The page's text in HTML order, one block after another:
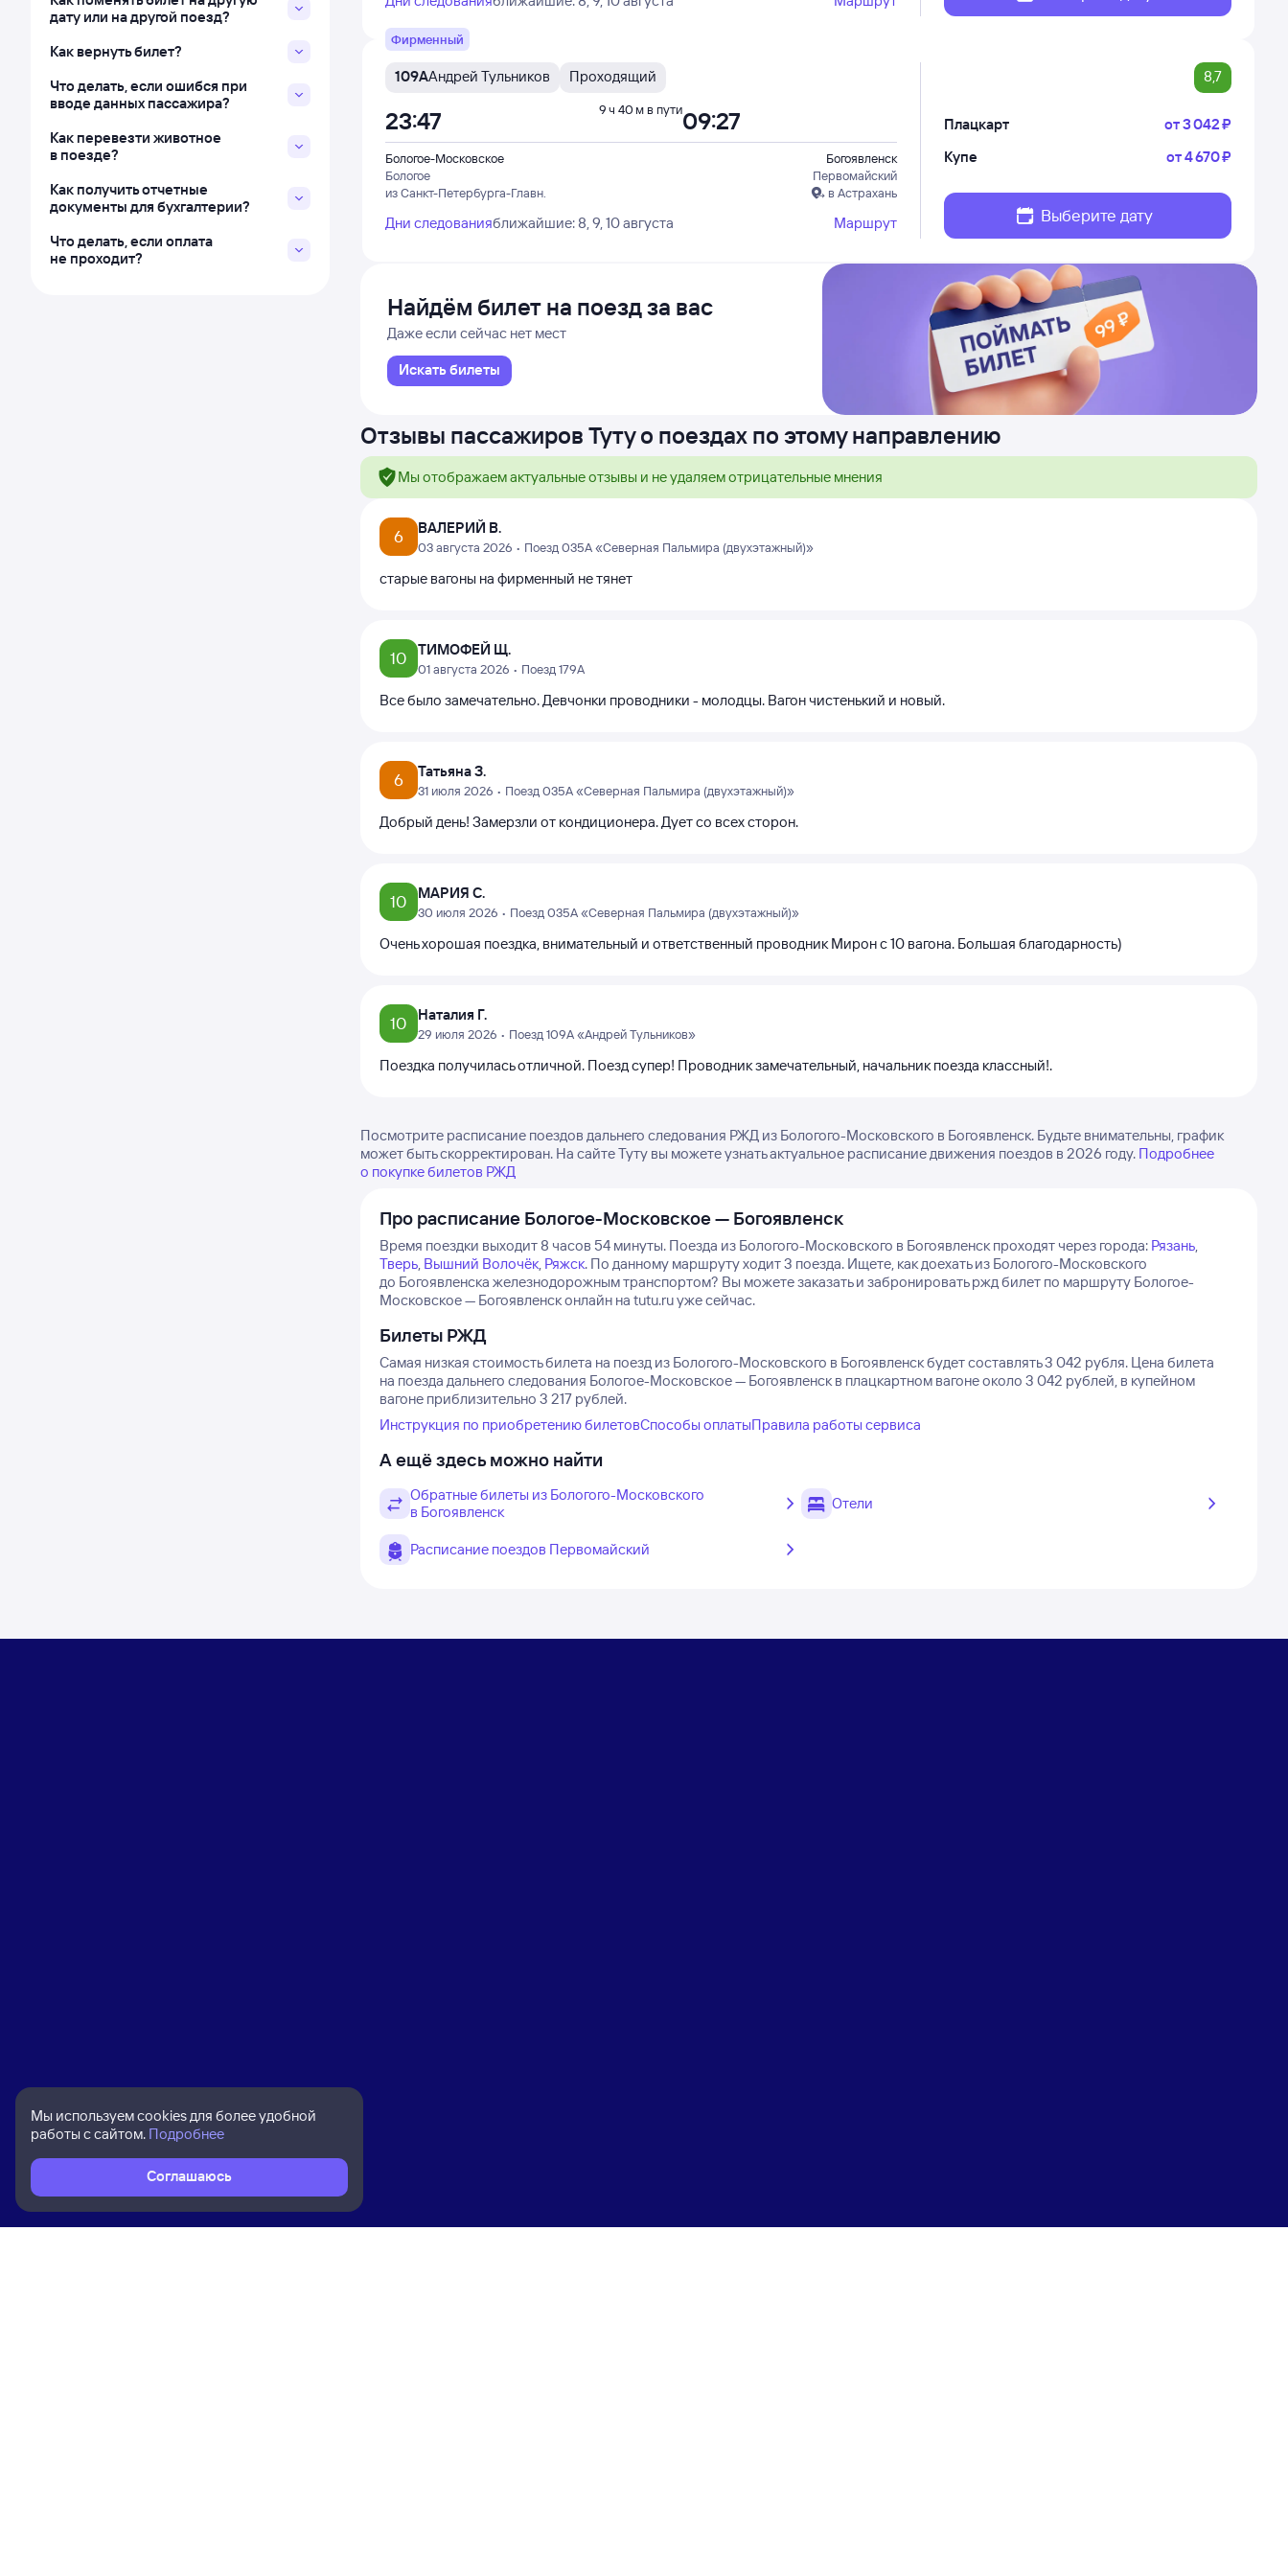
дату или на другой поезд?
Как вернуть билет?
Что делать, если ошибся при
вводе данных пассажира?
Как перевезти животное
в поезде?
Как получить отчетные
документы для бухгалтерии?
Что делать, если оплата
не проходит?
Фирменный
109ААндрей Тульников Проходящий 8,7
Бологое-Московское
Бологое
из Санкт-Петербурга-Главн.
Богоявленск
Первомайский
в Астрахань
23:47 09:27
9 ч 40 м в пути
Дни следованияближайшие: 8, 9, 10 августа Маршрут
Плацкарт от3 ⁠042 ⁠₽
Купе
от4 ⁠670 ⁠₽
Выберите дату
Найдём билет на поезд за вас
Даже если сейчас нет мест
Искать билеты
Отзывы пассажиров Туту о поездах по этому направлению
Мы отображаем актуальные отзывы и не удаляем отрицательные мнения
6 ВАЛЕРИЙ В.
03 августа 2026 • Поезд 035А «Северная Пальмира (двухэтажный)»
старые вагоны на фирменный не тянет
10 ТИМОФЕЙ Щ.
01 августа 2026 • Поезд 179А
Все было замечательно. Девчонки проводники - молодцы. Вагон чистенький и новый.
6 Татьяна З.
31 июля 2026 • Поезд 035А «Северная Пальмира (двухэтажный)»
Добрый день! Замерзли от кондиционера. Дует со всех сторон.
10 МАРИЯ С.
30 июля 2026 • Поезд 035А «Северная Пальмира (двухэтажный)»
Очень хорошая поездка, внимательный и ответственный проводник Мирон с 10 вагона. Большая благодарность)
10 Наталия Г.
29 июля 2026 • Поезд 109А «Андрей Тульников»
Поездка получилась отличной. Поезд супер! Проводник замечательный, начальник поезда классный!.
Посмотрите расписание поездов дальнего следования РЖД из Бологого-Московского в Богоявленск. Будьте внимательны, график
может быть скорректирован. На сайте Туту вы можете узнать актуальное расписание движения поездов в 2026 году. Подробнее
о покупке билетов РЖД
Про расписание Бологое-Московское — Богоявленск
Время поездки выходит 8 часов 54 минуты. Поезда из Бологого-Московского в Богоявленск проходят через города: Рязань,
Тверь, Вышний Волочёк, Ряжск. По данному маршруту ходит 3 поезда. Ищете, как доехать из Бологого-Московского
до Богоявленска железнодорожным транспортом? Вы можете заказать и забронировать ржд билет по маршруту Бологое-
Московское — Богоявленск онлайн на tutu.ru уже сейчас.
Билеты РЖД
Самая низкая стоимость билета на поезд из Бологого-Московского в Богоявленск будет составлять 3 042 рубля. Цена билета
на поезда дальнего следования Бологое-Московское — Богоявленск в плацкартном вагоне около 3 042 рублей, в купейном
вагоне приблизительно 3 217 рублей.
Инструкция по приобретению билетовСпособы оплатыПравила работы сервиса
А ещё здесь можно найти
Обратные билеты из Бологого-Московского
в Богоявленск
Отели
Расписание поездов Первомайский
Мы используем cookies для более удобной
работы с сайтом. Подробнее
Соглашаюсь